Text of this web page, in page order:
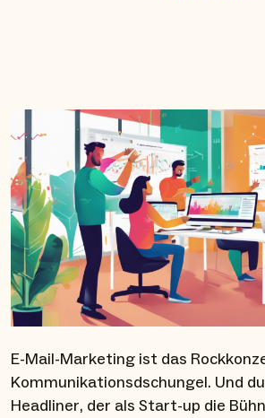
E-Mail-Marketing ist das
Kommunikationsdschungel. Und
Headliner, der als Start-up die